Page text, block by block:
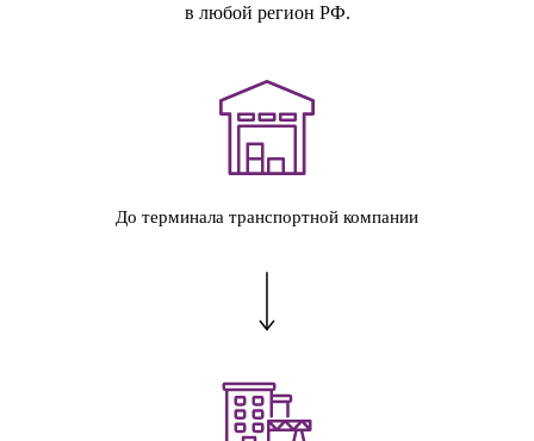
в любой регион РФ.
До терминала транспортной компании